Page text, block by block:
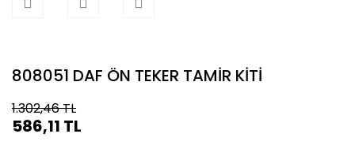
808051 DAF ÖN TEKER TAMİR KİTİ
1.302,46 TL
586,11 TL